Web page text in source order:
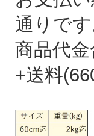
通りです
商品代金
+送料